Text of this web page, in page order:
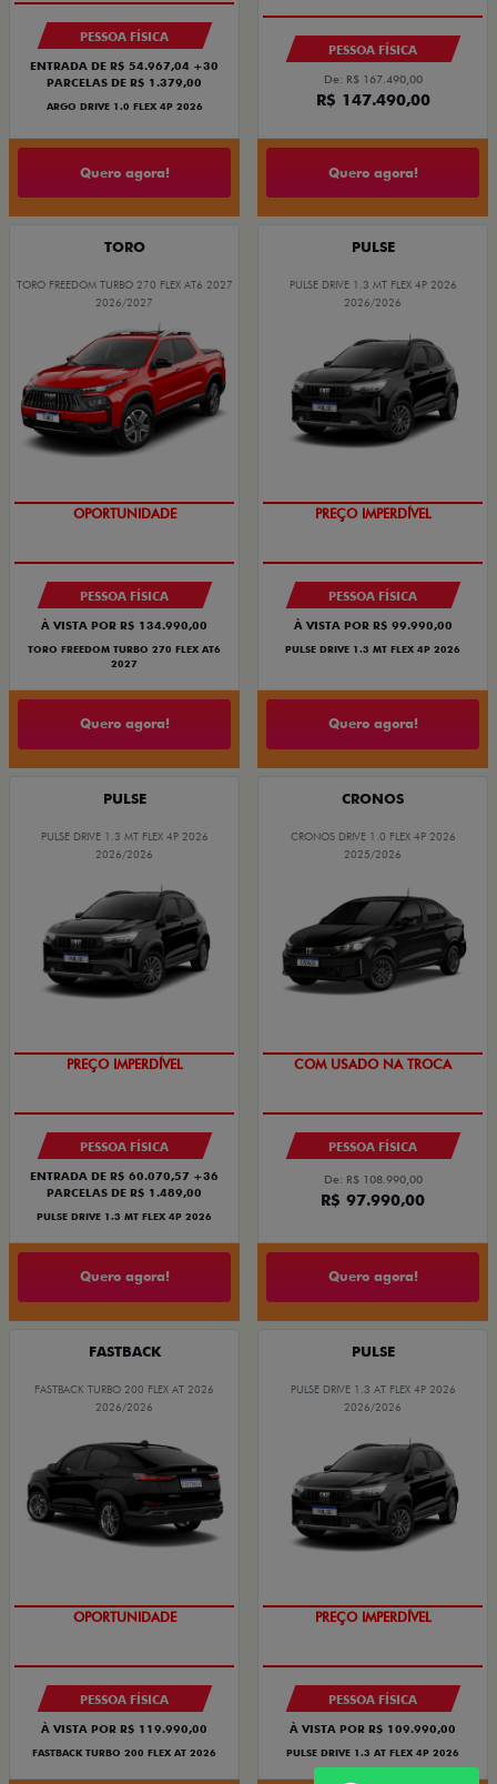
PESSOA FÍSICA
ENTRADA DE R$ 54.967,04 +30
PARCELAS DE R$ 1.379,00
ARGO DRIVE 1.0 FLEX 4P 2026
Quero agora!
PESSOA FÍSICA
De: R$ 167.490,00
R$ 147.490,00
Quero agora!
TORO
TORO FREEDOM TURBO 270 FLEX AT6 2027
2026/2027
OPORTUNIDADE
PESSOA FÍSICA
À VISTA POR R$ 134.990,00
TORO FREEDOM TURBO 270 FLEX AT6
2027
Quero agora!
PULSE
PULSE DRIVE 1.3 MT FLEX 4P 2026
2026/2026
PREÇO IMPERDÍVEL
PESSOA FÍSICA
À VISTA POR R$ 99.990,00
PULSE DRIVE 1.3 MT FLEX 4P 2026
Quero agora!
PULSE
PULSE DRIVE 1.3 MT FLEX 4P 2026
2026/2026
PREÇO IMPERDÍVEL
PESSOA FÍSICA
ENTRADA DE R$ 60.070,57 +36
PARCELAS DE R$ 1.489,00
PULSE DRIVE 1.3 MT FLEX 4P 2026
Quero agora!
CRONOS
CRONOS DRIVE 1.0 FLEX 4P 2026
2025/2026
COM USADO NA TROCA
PESSOA FÍSICA
De: R$ 108.990,00
R$ 97.990,00
Quero agora!
FASTBACK
FASTBACK TURBO 200 FLEX AT 2026
2026/2026
OPORTUNIDADE
PESSOA FÍSICA
À VISTA POR R$ 119.990,00
FASTBACK TURBO 200 FLEX AT 2026
PULSE
PULSE DRIVE 1.3 AT FLEX 4P 2026
2026/2026
PREÇO IMPERDÍVEL
PESSOA FÍSICA
À VISTA POR R$ 109.990,00
PULSE DRIVE 1.3 AT FLEX 4P 2026